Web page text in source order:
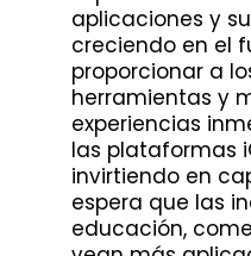
aplicaciones y
creciendo en el
proporcionar a
herramientas y
experiencias
las plataformas
invirtiendo en
espera que las
educación,